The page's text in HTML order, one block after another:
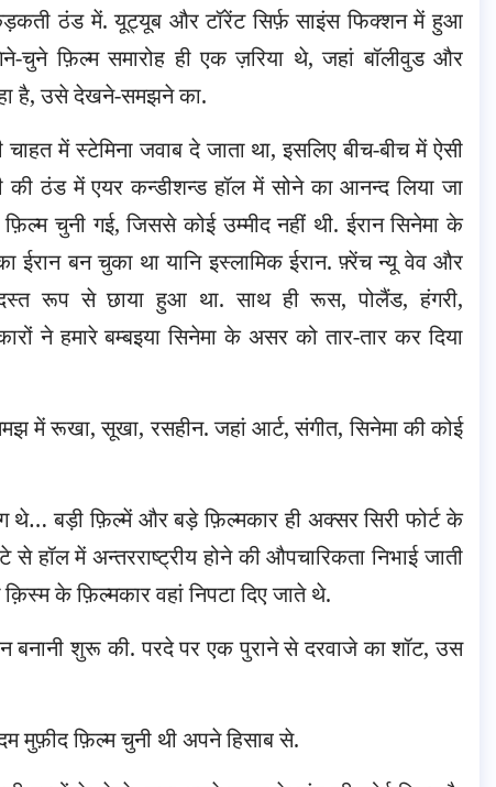
ठंड में. यूट्यूब और टॉरेंट सिर्फ़ साइंस फिक्शन में हुआ
चुने फ़िल्म समारोह ही एक ज़रिया थे, जहां बॉलीवुड और
है, उसे देखने-समझने का.
में स्टेमिना जवाब दे जाता था, इसलिए बीच-बीच में ऐसी
ठंड में एयर कन्डीशन्ड हॉल में सोने का आनन्द लिया जा
चुनी गई, जिससे कोई उम्मीद नहीं थी. ईरान सिनेमा के
ईरान बन चुका था यानि इस्लामिक ईरान. फ़्रेंच न्यू वेव और
रूप से छाया हुआ था. साथ ही रूस, पोलैंड, हंगरी,
ने हमारे बम्बइया सिनेमा के असर को तार-तार कर दिया
में रूखा, सूखा, रसहीन. जहां आर्ट, संगीत, सिनेमा की कोई
थे… बड़ी फ़िल्में और बड़े फ़िल्मकार ही अक्सर सिरी फोर्ट के
में अन्तरराष्ट्रीय होने की औपचारिकता निभाई जाती
के फ़िल्मकार वहां निपटा दिए जाते थे.
शुरू की. परदे पर एक पुराने से दरवाजे का शॉट, उस
मुफ़ीद फ़िल्म चुनी थी अपने हिसाब से.